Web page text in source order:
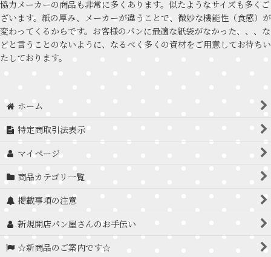
協力メーカーの商品も非常に多くあります。似たようなサイズも多くご
ざいます。紙の厚み、メーカーが違うことで、微妙な機能性（食感）が
変わってくるからです。お客様のパンに最適な紙袋がなかった、、、な
どと言うことのないように、なるべく多くの資材をご用意してお待ちい
たしております。
ホーム
特定商取引法表示
マイページ
商品カテゴリ一覧
掲載事項の注意
新規開店パン屋さんのお手伝い
☆新商品のご案内です☆